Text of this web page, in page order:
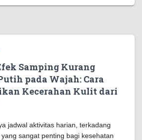
Samping Kurang
pada Wajah: Cara
Kecerahan Kulit dari
jadwal aktivitas harian, terkadang
sangat penting bagi kesehatan